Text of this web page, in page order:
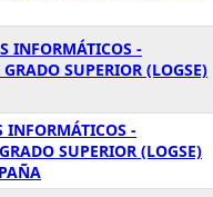
INFORMÁTICOS -
SUPERIOR (LOGSE)
INFORMÁTICOS -
SUPERIOR (LOGSE)